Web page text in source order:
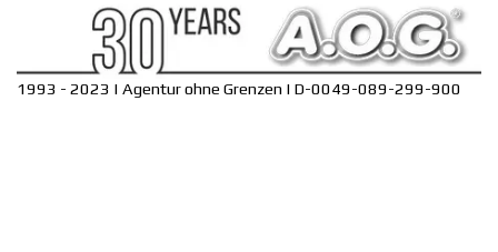
1993 - 2023 | Agentur ohne Grenzen | D-0049-089-299-900